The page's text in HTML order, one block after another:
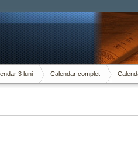
3 luni Calendar complet